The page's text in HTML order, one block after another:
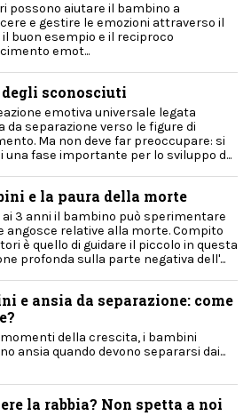
possono aiutare il bambino a
e gestire le emozioni attraverso il
il buon esempio e il reciproco
emot...
degli sconosciuti
emotiva universale legata
da separazione verso le figure di
Ma non deve far preoccupare: si
una fase importante per lo sviluppo d...
e la paura della morte
3 anni il bambino può sperimentare
angosce relative alla morte. Compito
è quello di guidare il piccolo in questa
profonda sulla parte negativa dell'...
e ansia da separazione: come
della crescita, i bambini
ansia quando devono separarsi dai...
la rabbia? Non spetta a noi